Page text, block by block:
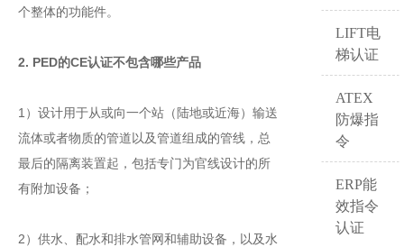
个整体的功能件。
2. PED的CE认证不包含哪些产品
1）设计用于从或向一个站（陆地或近海）输送
流体或者物质的管道以及管道组成的管线，总
最后的隔离装置起，包括专门为官线设计的所
有附加设备；
2）供水、配水和排水管网和辅助设备，以及水
LIFT电
梯认证
ATEX
防爆指
令
ERP能
效指令
认证